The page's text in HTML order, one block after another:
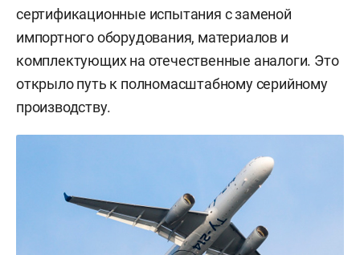
сертификационные испытания с заменой
импортного оборудования, материалов и
комплектующих на отечественные аналоги. Это
открыло путь к полномасштабному серийному
производству.